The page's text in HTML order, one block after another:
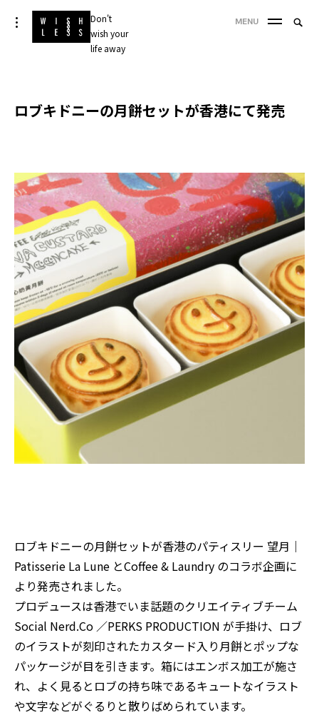
Skip
to
Don't
wish your
life away
toggle
open/close
sidebar
MENU
ロブキドニーの月餅セットが香港にて発売
ロブキドニーの月餅セットが香港のパティスリー 望月｜
Patisserie La Lune とCoffee & Laundry のコラボ企画に
より発売されました。
プロデュースは香港でいま話題のクリエイティブチーム
Social Nerd.Co ／PERKS PRODUCTION が手掛け、ロブ
のイラストが刻印されたカスタード入り月餅とポップな
パッケージが目を引きます。箱にはエンボス加工が施さ
れ、よく見るとロブの持ち味であるキュートなイラスト
や文字などがぐるりと散りばめられています。